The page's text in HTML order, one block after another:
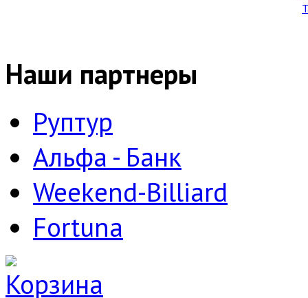
Наши партнеры
Руптур
Альфа - Банк
Weekend-Billiard
Fortuna